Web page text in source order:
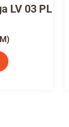
LV 03 PL